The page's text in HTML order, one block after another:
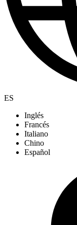
ES
Inglés
Francés
Italiano
Chino
Español